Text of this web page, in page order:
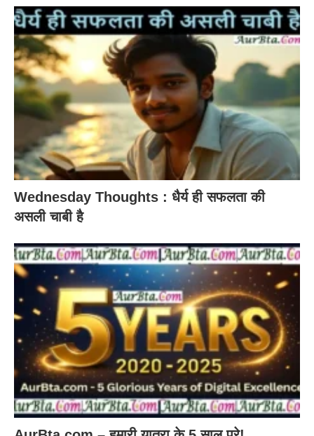
Wednesday Thoughts : धैर्य ही सफलता की
असली चाबी है